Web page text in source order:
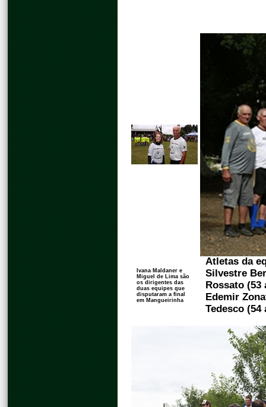
Ivana Maldaner e
Miguel de Lima são
os dirigentes das
duas equipes que
disputaram a final
em Mangueirinha
Atletas da
Silvestre
Rossato (53
Edemir
Tedesco